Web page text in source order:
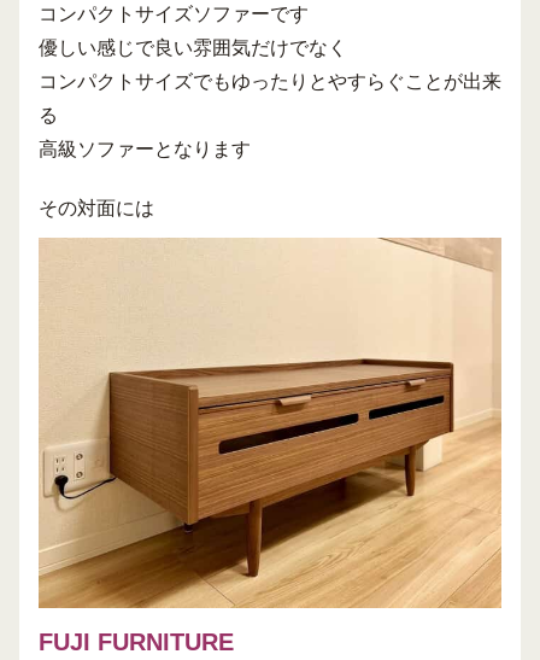
コンパクトサイズソファーです
優しい感じで良い雰囲気だけでなく
コンパクトサイズでもゆったりとやすらぐことが出来
る
高級ソファーとなります
その対面には
FUJI FURNITURE